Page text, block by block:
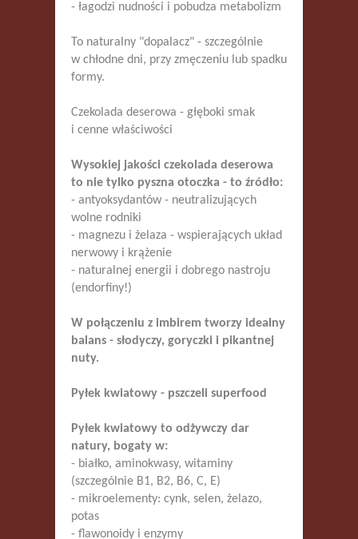
- łagodzi nudności i pobudza metabolizm
To naturalny "dopalacz" - szczególnie
w chłodne dni, przy zmęczeniu lub spadku
formy.
Czekolada deserowa - głęboki smak
i cenne właściwości
Wysokiej jakości czekolada deserowa
to nie tylko pyszna otoczka - to źródło:
- antyoksydantów - neutralizujących
wolne rodniki
- magnezu i żelaza - wspierających układ
nerwowy i krążenie
- naturalnej energii i dobrego nastroju
(endorfiny!)
W połączeniu z imbirem tworzy idealny
balans - słodyczy, goryczki i pikantnej
nuty.
Pyłek kwiatowy - pszczeli superfood
Pyłek kwiatowy to odżywczy dar
natury, bogaty w:
- białko, aminokwasy, witaminy
(szczególnie B1, B2, B6, C, E)
- mikroelementy: cynk, selen, żelazo,
potas
- flawonoidy i enzymy